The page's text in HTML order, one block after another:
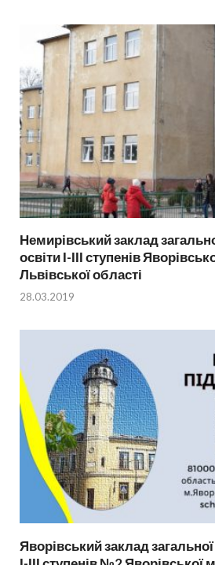
Немирівський заклад
освіти І-ІІІ ступенів
Львівської області
28.03.2019
Яворівський заклад